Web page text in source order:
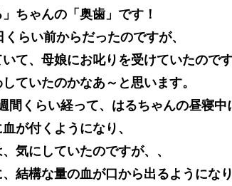
ちゃんの「奥歯」です！
らい前からだったのですが、
て、母娘にお叱りを受けていたので
ていたのかなあ～と思います。
間くらい経って、はるちゃんの昼寝中
が付くようになり、
気にしていたのですが、、
、結構な量の血が口から出るようにな